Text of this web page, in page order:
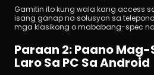
Gamitin ito kung wala kang access
isang ganap na solusyon sa
mga klasikong o mababang-spec
Paraan 2: Paano
Laro Sa PC Sa Android